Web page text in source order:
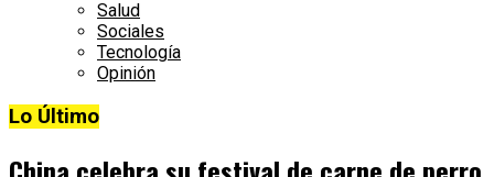
Salud
Sociales
Tecnología
Opinión
Lo Último